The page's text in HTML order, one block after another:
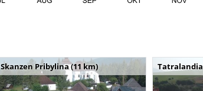
Skanzen Pribylina (11 km)